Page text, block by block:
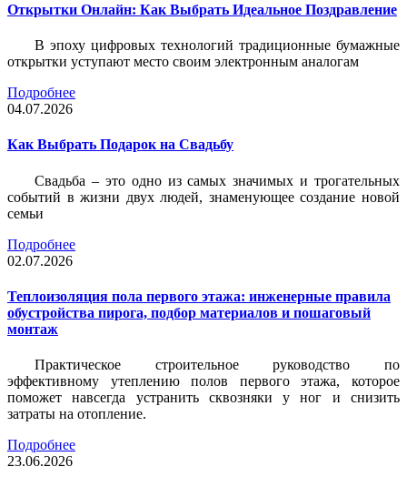
Открытки Онлайн: Как Выбрать Идеальное Поздравление
В эпоху цифровых технологий традиционные бумажные
открытки уступают место своим электронным аналогам
Подробнее
04.07.2026
Как Выбрать Подарок на Свадьбу
Свадьба – это одно из самых значимых и трогательных
событий в жизни двух людей, знаменующее создание новой
семьи
Подробнее
02.07.2026
Теплоизоляция пола первого этажа: инженерные правила
обустройства пирога, подбор материалов и пошаговый
монтаж
Практическое строительное руководство по
эффективному утеплению полов первого этажа, которое
поможет навсегда устранить сквозняки у ног и снизить
затраты на отопление.
Подробнее
23.06.2026